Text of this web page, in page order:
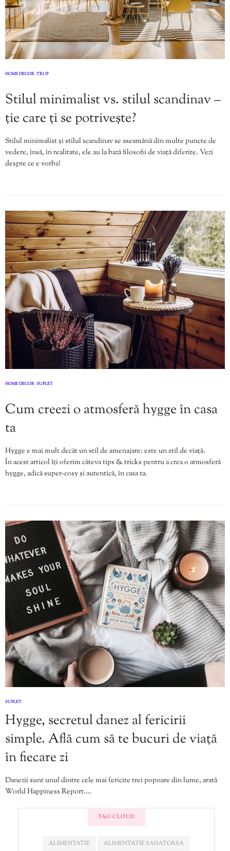
HOME DECOR TRUP
Stilul minimalist vs. stilul scandinav –
ție care ți se potrivește?
Stilul minimalist și stilul scandinav se aseamănă din multe puncte de
vedere, însă, în realitate, ele au la bază filosofii de viață diferite. Vezi
despre ce e vorba!
HOME DECOR SUFLET
Cum creezi o atmosferă hygge în casa
ta
Hygge e mai mult decât un stil de amenajare: este un stil de viață.
În acest articol îți oferim câteva tips & tricks pentru a crea o atmosferă
hygge, adică super-cosy și autentică, în casa ta.
SUFLET
Hygge, secretul danez al fericirii
simple. Află cum să te bucuri de viață
în fiecare zi
Danezii sunt unul dintre cele mai fericite trei popoare din lume, arată
World Happiness Report.…
TAG CLOUD
ALIMENTATIE
ALIMENTATIE SANATOASA